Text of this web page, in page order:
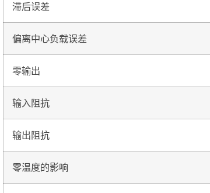
滞后误差
偏离中心负载误差
零输出
输入阻抗
输出阻抗
零温度的影响